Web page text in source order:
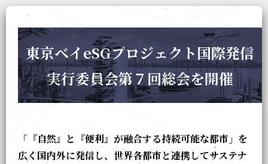
東京ベイeSGプロジェクト国際発信
実行委員会第７回総会を開催
「『自然』と『便利』が融合する持続可能な都市」を
広く国内外に発信し、世界各都市と連携してサステナ